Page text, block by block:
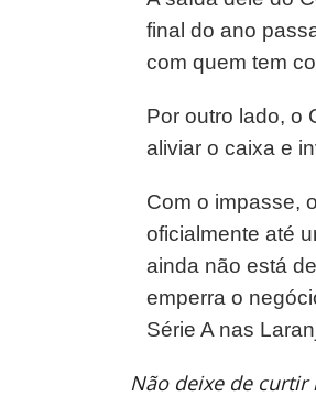
final do ano
com quem tem
Por outro lado, o
aliviar o caixa e
Com o impasse,
oficialmente até
ainda não está
emperra o
Série A nas
Não deixe de curtir